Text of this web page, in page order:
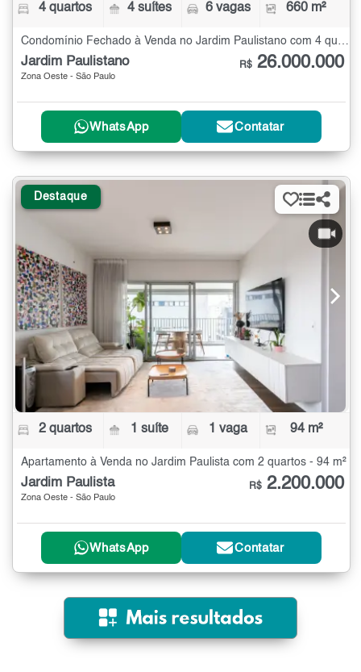
4 quartos 4 suítes 6 vagas 660 m²
Condomínio Fechado à Venda no Jardim Paulistano com 4 quartos - 660 m²
Jardim Paulistano
Zona Oeste - São Paulo
R$ 26.000.000
WhatsApp Contatar
Destaque
2 quartos 1 suíte 1 vaga 94 m²
Apartamento à Venda no Jardim Paulista com 2 quartos - 94 m²
Jardim Paulista
Zona Oeste - São Paulo
R$ 2.200.000
WhatsApp Contatar